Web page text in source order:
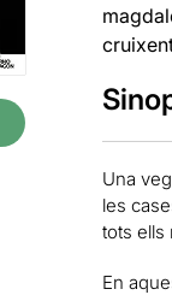
Una
les
tots ells
En